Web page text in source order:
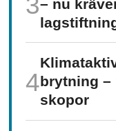
– nu
brytning
skopor